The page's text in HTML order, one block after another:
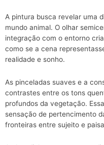
A pintura busca revelar uma
mundo animal. O olhar
integração com o entorno
como se a cena
realidade e sonho.
As pinceladas suaves e a
contrastes entre os tons
profundos da vegetação.
sensação de pertencimento
fronteiras entre sujeito e